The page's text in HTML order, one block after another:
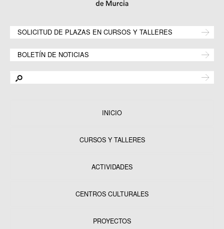
SOLICITUD DE PLAZAS EN CURSOS Y TALLERES
BOLETÍN DE NOTICIAS
INICIO
CURSOS Y TALLERES
ACTIVIDADES
CENTROS CULTURALES
PROYECTOS